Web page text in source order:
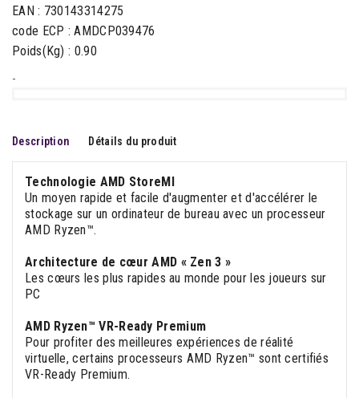
EAN : 730143314275
code ECP : AMDCP039476
Poids(Kg) : 0.90
-
Description Détails du produit
Technologie AMD StoreMI
Un moyen rapide et facile d'augmenter et d'accélérer le
stockage sur un ordinateur de bureau avec un processeur
AMD Ryzen™.
Architecture de cœur AMD « Zen 3 »
Les cœurs les plus rapides au monde pour les joueurs sur
PC
AMD Ryzen™ VR-Ready Premium
Pour profiter des meilleures expériences de réalité
virtuelle, certains processeurs AMD Ryzen™ sont certifiés
VR-Ready Premium.